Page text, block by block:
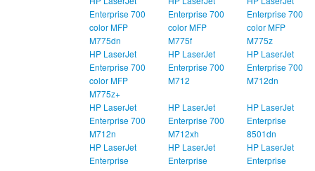
Enterprise 700
color MFP
M775dn
Enterprise 700
color MFP
M775f
Enterprise 700
color MFP
M775z
HP LaserJet
Enterprise 700
color MFP
M775z+
HP LaserJet
Enterprise 700
M712
HP LaserJet
Enterprise 700
M712dn
HP LaserJet
Enterprise 700
M712n
HP LaserJet
Enterprise 700
M712xh
HP LaserJet
Enterprise
8501dn
HP LaserJet
Enterprise
HP LaserJet
Enterprise
HP LaserJet
Enterprise